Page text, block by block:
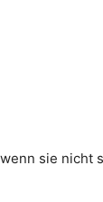
sie nicht